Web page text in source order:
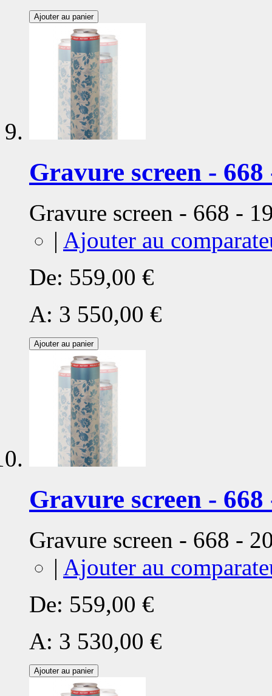
Ajouter au panier
Gravure screen - 668
Gravure screen - 668 -
| Ajouter au
De: 559,00 €
A: 3 550,00 €
Ajouter au panier
Gravure screen - 668
Gravure screen - 668 -
| Ajouter au
De: 559,00 €
A: 3 530,00 €
Ajouter au panier